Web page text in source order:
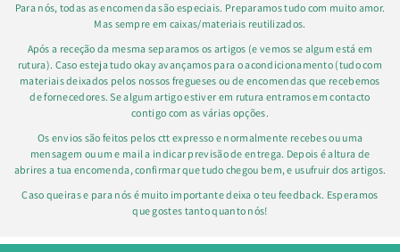
Para nós, todas as encomenda são especiais. Preparamos tudo com muito amor.
Mas sempre em caixas/materiais reutilizados.
Após a receção da mesma separamos os artigos (e vemos se algum está em
rutura). Caso esteja tudo okay avançamos para o acondicionamento (tudo com
materiais deixados pelos nossos fregueses ou de encomendas que recebemos
de fornecedores. Se algum artigo estiver em rutura entramos em contacto
contigo com as várias opções.
Os envios são feitos pelos ctt expresso e normalmente recebes ou uma
mensagem ou um e mail a indicar previsão de entrega. Depois é altura de
abrires a tua encomenda, confirmar que tudo chegou bem, e usufruir dos artigos.
Caso queiras e para nós é muito importante deixa o teu feedback. Esperamos
que gostes tanto quanto nós!